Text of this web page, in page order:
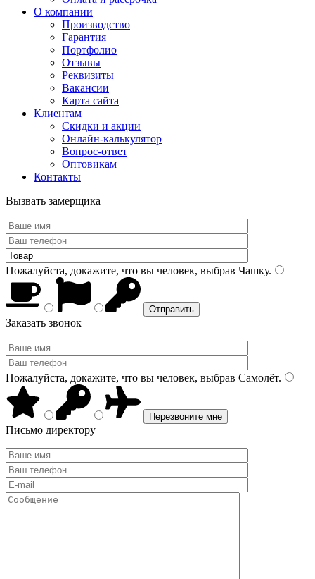
О компании
Производство
Гарантия
Портфолио
Отзывы
Реквизиты
Вакансии
Карта сайта
Клиентам
Скидки и акции
Онлайн-калькулятор
Вопрос-ответ
Оптовикам
Контакты
Вызвать замерщика
Пожалуйста, докажите, что вы человек, выбрав Чашку.
Заказать звонок
Пожалуйста, докажите, что вы человек, выбрав Самолёт.
Письмо директору